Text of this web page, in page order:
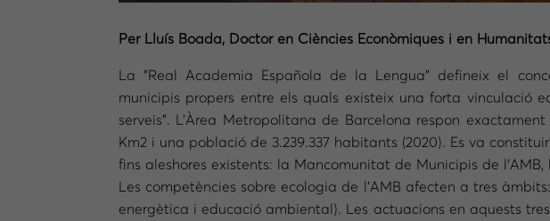
Per Lluís Boada, Doctor en Ciències Econòmiques i en
La ”Real Academia Española de la Lengua” defineix el
municipis propers entre els quals existeix una forta vinculació
serveis”. L’Àrea Metropolitana de Barcelona respon
Km2 i una població de 3.239.337 habitants (2020). Es va
fins aleshores existents: la Mancomunitat de Municipis de
Les competències sobre ecologia de l’AMB afecten a tres
energètica i educació ambiental). Les actuacions en aquests